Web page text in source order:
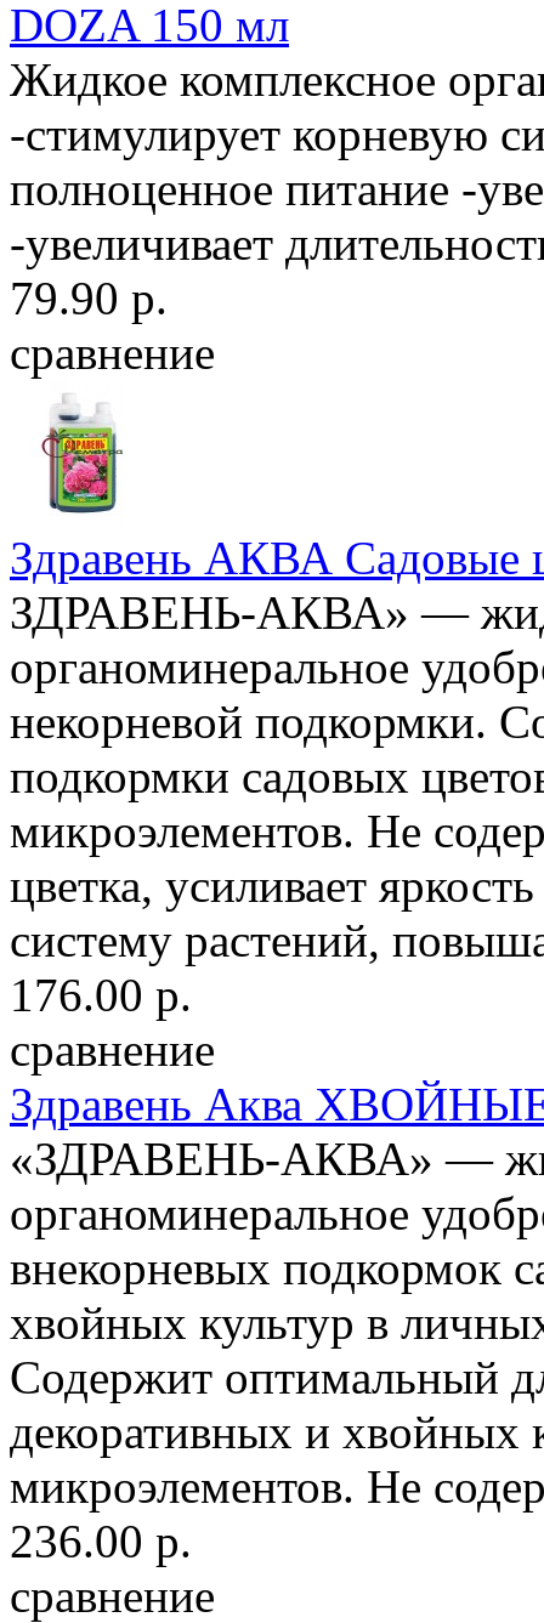
DOZA 150 мл
Жидкое комплексное
-стимулирует корневую
полноценное питание -
-увеличивает
79.90 р.
сравнение
Здравень АКВА Садовые
ЗДРАВЕНЬ-АКВА» —
органоминеральное
некорневой подкормки.
подкормки садовых
микроэлементов. Не
цветка, усиливает
систему растений,
176.00 р.
сравнение
Здравень Аква
«ЗДРАВЕНЬ-АКВА» —
органоминеральное
внекорневых подкормок
хвойных культур в
Содержит оптимальный
декоративных и хвойных
микроэлементов. Не
236.00 р.
сравнение